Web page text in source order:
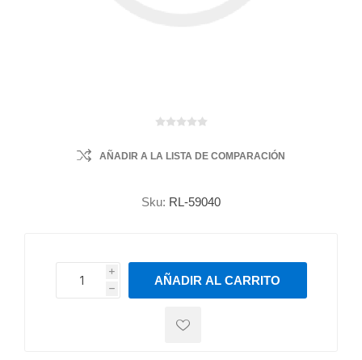
AÑADIR A LA LISTA DE COMPARACIÓN
Sku: RL-59040
i
h
h
AÑADIR AL CARRITO